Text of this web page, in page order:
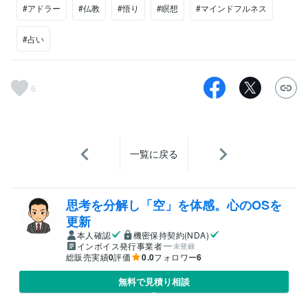
#アドラー #仏教 #悟り #瞑想 #マインドフルネス
#占い
6
一覧に戻る
思考を分解し「空」を体感。心のOSを
更新
本人確認
機密保持契約(NDA)
インボイス発行事業者
未登録
総販売実績0評価 0.0フォロワー6
無料で見積り相談